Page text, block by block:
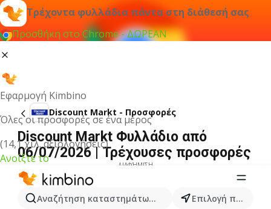
Τρέχοντα φυλλάδια πάντα στη διάθεσή σας
Προσθήκη στο Chrome - ΔΩΡΕΑΝ
Εφαρμογή Kimbino
Όλες οι προσφορές σε ένα μέρος
(14,1 χιλ. αξιολογήσεις)
Ανοίξτε το
Αναζήτηση καταστημάτων, κατηγοριών, προϊόντων...
Επιλογή πόλης
Discount Markt - Προσφορές
Discount Markt Φυλλάδιο από
06/07/2026 | Τρέχουσες προσφορές
ΔΙΑΦΉΜΙΣΗ